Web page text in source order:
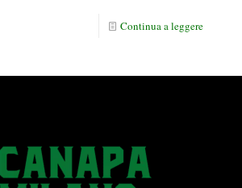
Continua a leggere